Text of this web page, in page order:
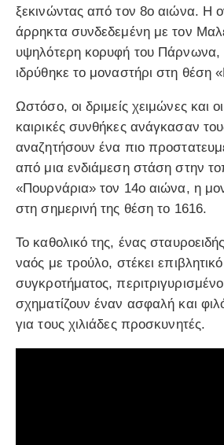
ξεκινώντας από τον 8ο αιώνα. Η
άρρηκτα συνδεδεμένη με τον
υψηλότερη κορυφή του Πάρνωνα,
ιδρύθηκε το μοναστήρι στη θέση
Ωστόσο, οι δριμείς χειμώνες και
καιρικές συνθήκες ανάγκασαν
αναζητήσουν ένα πιο
από μια ενδιάμεση στάση στην
«Πουρνάρια» τον 14ο αιώνα, η
στη σημερινή της θέση το 1616.
Το καθολικό της, ένας
ναός με τρούλο, στέκει
συγκροτήματος,
σχηματίζουν έναν ασφαλή και
για τους χιλιάδες προσκυνητές.